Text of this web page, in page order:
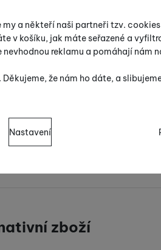
a někteří naši partneři tzv.
v košíku, jak máte seřazené a
reklamu a pomáhají nám
že nám ho dáte, a
.
Nastavení
zboží